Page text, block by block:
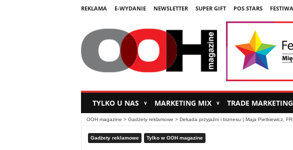
REKLAMA E-WYDANIE NEWSLETTER SUPER GIFT POS STARS
TYLKO U NAS ∨ MARKETING MIX ∨ TRADE MARKETING
OOH magazine > Gadżety reklamowe > Dekada przyjaźni i biznesu | Maja Pietkiewicz,
Gadżety reklamowe Tylko w OOH magazine